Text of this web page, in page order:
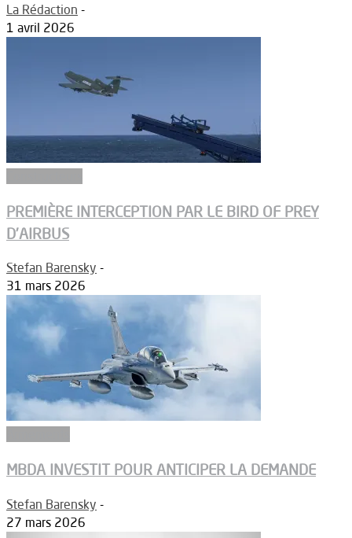
La Rédaction -
1 avril 2026
PREMIÈRE INTERCEPTION PAR LE BIRD OF PREY
D’AIRBUS
Stefan Barensky -
31 mars 2026
MBDA INVESTIT POUR ANTICIPER LA DEMANDE
Stefan Barensky -
27 mars 2026